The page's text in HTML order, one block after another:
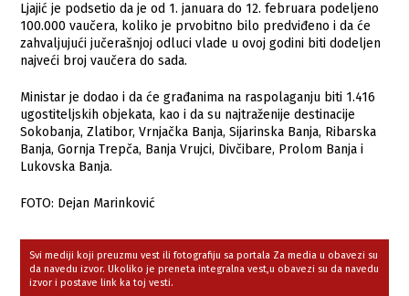
Ljajić je podsetio da je od 1. januara do 12. februara podeljeno
100.000 vaučera, koliko je prvobitno bilo predviđeno i da će
zahvaljujući jučerašnjoj odluci vlade u ovoj godini biti dodeljen
najveći broj vaučera do sada.
Ministar je dodao i da će građanima na raspolaganju biti 1.416
ugostiteljskih objekata, kao i da su najtraženije destinacije
Sokobanja, Zlatibor, Vrnjačka Banja, Sijarinska Banja, Ribarska
Banja, Gornja Trepča, Banja Vrujci, Divčibare, Prolom Banja i
Lukovska Banja.
FOTO: Dejan Marinković
Svi mediji koji preuzmu vest ili fotografiju sa portala Za media u obavezi su
da navedu izvor. Ukoliko je preneta integralna vest,u obavezi su da navedu
izvor i postave link ka toj vesti.